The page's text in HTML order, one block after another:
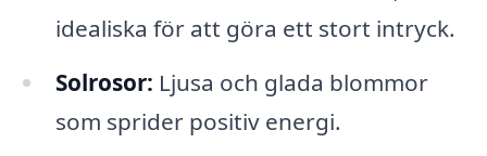
idealiska för att göra ett stort intryck.
Solrosor: Ljusa och glada blommor
som sprider positiv energi.